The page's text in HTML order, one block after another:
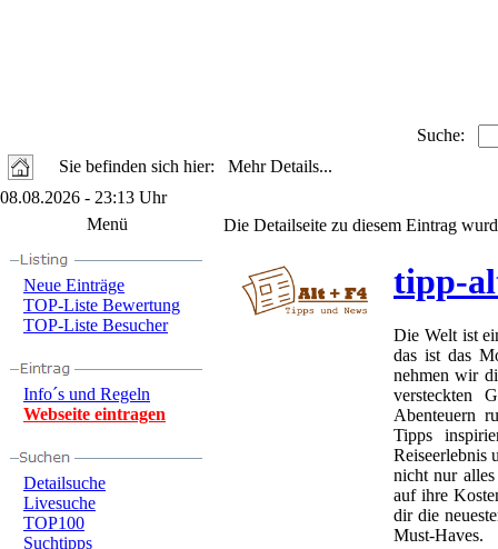
Suche:
Sie befinden sich hier: Mehr Details...
08.08.2026 - 23:13 Uhr
Menü
Neue Einträge
TOP-Liste Bewertung
TOP-Liste Besucher
Info´s und Regeln
Webseite eintragen
Detailsuche
Livesuche
TOP100
Suchtipps
Die Detailseite zu diesem Eintrag
tipp-
Die Welt ist
das ist das
nehmen wir
versteckten
Abenteuern
Tipps
Reiseerlebnis
nicht nur
auf ihre
dir die
Must-Haves.